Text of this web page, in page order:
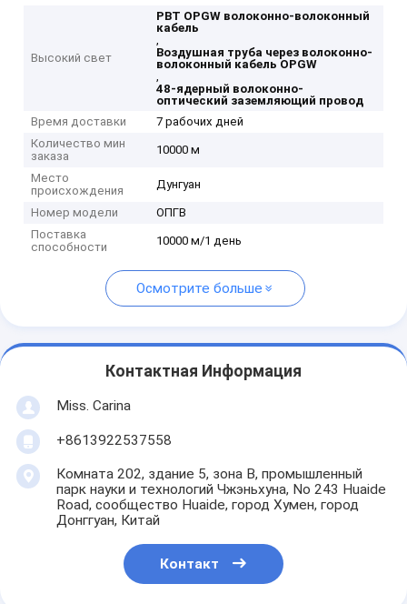
Высокий свет
PBT OPGW волоконно-волоконный
кабель
,
Воздушная труба через волоконно-
волоконный кабель OPGW
,
48-ядерный волоконно-
оптический заземляющий провод
Время доставки
7 рабочих дней
Количество мин
заказа
10000 м
Место
происхождения
Дунгуан
Номер модели
ОПГВ
Поставка
способности
10000 м/1 день
Осмотрите больше
Контактная Информация
Miss. Carina
+8613922537558
Комната 202, здание 5, зона B, промышленный
парк науки и технологий Чжэньхуна, No 243 Huaide
Road, сообщество Huaide, город Хумен, город
Донггуан, Китай
Контакт